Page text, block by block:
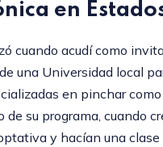
en
cuando acudí como
una Universidad local
en pinchar como
de su programa, cuando
y hacían una clase